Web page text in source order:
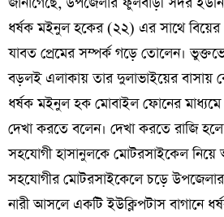
ধর্ষক মইনুল হকের (২২) এর সাথে
যাবত প্রেমের সম্পর্ক গড়ে তোলেন।
বড়লই এলাকায় তার দুলাভাইয়ের বাসায়
ধর্ষক মইনুল হক মোবাইল ফোনের
দেখা করতে বলেন। দেখা করতে রাজি
সহযোগী হাসানুলকে মোটরসাইকেল নিয়ে
সহযোগীর মোটরসাইকেলে চড়ে
নারী আসলে একটি ইউক্লিপটাস বাগানে